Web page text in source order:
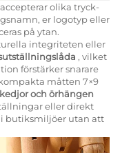
accepterar olika tryck-
er logotyp eller
på ytan.
integriteten eller
, vilket
förstärker snarare
måtten 7×9
och örhängen
eller direkt
butiksmiljöer utan att